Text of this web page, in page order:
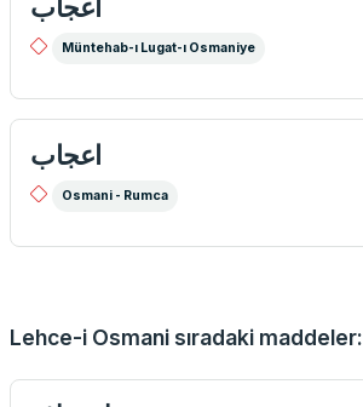
اعجاب
Müntehab-ı Lugat-ı Osmaniye
اعجاب
Osmani - Rumca
Lehce-i Osmani sıradaki maddeler: